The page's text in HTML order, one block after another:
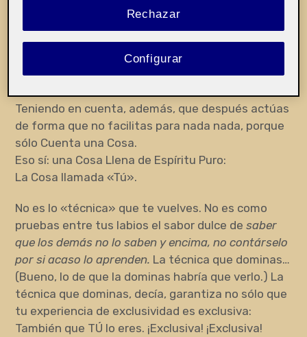
Imperturbabilidad que te lleve a la Sabia Ausencia
de Dolor.
Bueno, eso serviría, pero es ser una versión muy
limitada de eso, después, estar con la copa en la
Teniendo en cuenta, además, que después actúas
de forma que no facilitas para nada nada, porque
sólo Cuenta una Cosa.
Eso sí: una Cosa Llena de Espíritu Puro:
La Cosa llamada «Tú».
No es lo «técnica» que te vuelves. No es como
pruebas entre tus labios el sabor dulce desaber
que los demás no lo saben y encima, no contárselo
por si acaso lo aprenden. La técnica que dominas…
(Bueno, lo de que la dominas habría que verlo.) La
técnica que dominas, decía, garantiza no sólo que
tu experiencia de exclusividad es exclusiva:
También que TÚ lo eres. ¡Exclusiva! ¡Exclusiva!
Rechazar
Configurar